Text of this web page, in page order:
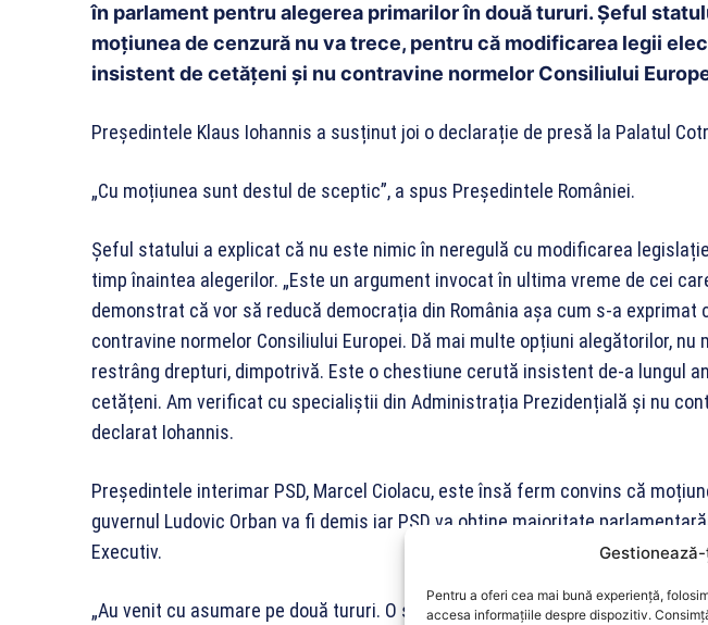
Pentru a oferi cea mai bună experiență,
accesa informațiile despre dispozitiv.
în parlament pentru alegerea primarilor în două tururi. Șeful
moțiunea de cenzură nu va trece, pentru că modificarea legii
insistent de cetățeni și nu contravine normelor Consiliului
Președintele Klaus Iohannis a susținut joi o declarație de presă la Palatul
„Cu moțiunea sunt destul de sceptic”, a spus Președintele României.
Șeful statului a explicat că nu este nimic în neregulă cu modificarea
timp înaintea alegerilor. „Este un argument invocat în ultima vreme de cei
demonstrat că vor să reducă democrația din România așa cum s-a exprimat
contravine normelor Consiliului Europei. Dă mai multe opțiuni alegătorilor, nu
restrâng drepturi, dimpotrivă. Este o chestiune cerută insistent de-a lungul
cetățeni. Am verificat cu specialiștii din Administrația Prezidențială și nu
declarat Iohannis.
Președintele interimar PSD, Marcel Ciolacu, este însă ferm convins că
guvernul Ludovic Orban va fi demis iar PSD va obține majoritate
Executiv.
„Au venit cu asumare pe două tururi. O să depunem o moţiune de cenzură